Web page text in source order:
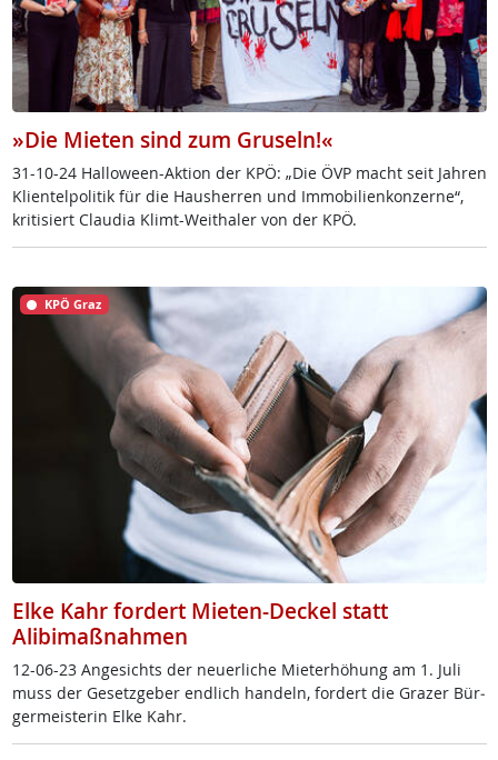
»Die Mieten sind zum Gruseln!«
31-10-24 Hal­lo­we­en-Ak­ti­on der KPÖ: „Die ÖVP macht seit Jah­ren
Kli­en­tel­po­li­tik für die Haus­her­ren und Im­mo­bi­li­en­kon­zer­ne“,
kri­ti­siert Clau­dia Klimt-Weitha­ler von der KPÖ.
KPÖ Graz
Elke Kahr fordert Mieten-Deckel statt
Alibimaßnahmen
12-06-23 An­ge­sichts der neu­er­li­che Mie­t­er­höh­ung am 1. Ju­li
muss der Ge­setz­ge­ber end­lich han­deln, for­dert die Gra­zer Bür­
ger­meis­te­rin El­ke Kahr.